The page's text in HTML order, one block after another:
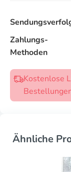
Zahlungs-
Methoden
Kostenlose
Ähnliche